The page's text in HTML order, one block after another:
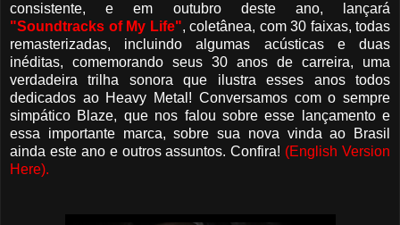
consistente, e em outubro deste ano, lançará
"Soundtracks of My Life", coletânea, com 30 faixas, todas
remasterizadas, incluindo algumas acústicas e duas
inéditas, comemorando seus 30 anos de carreira, uma
verdadeira trilha sonora que ilustra esses anos todos
dedicados ao Heavy Metal! Conversamos com o sempre
simpático Blaze, que nos falou sobre esse lançamento e
essa importante marca, sobre sua nova vinda ao Brasil
ainda este ano e outros assuntos. Confira! (English Version
Here).